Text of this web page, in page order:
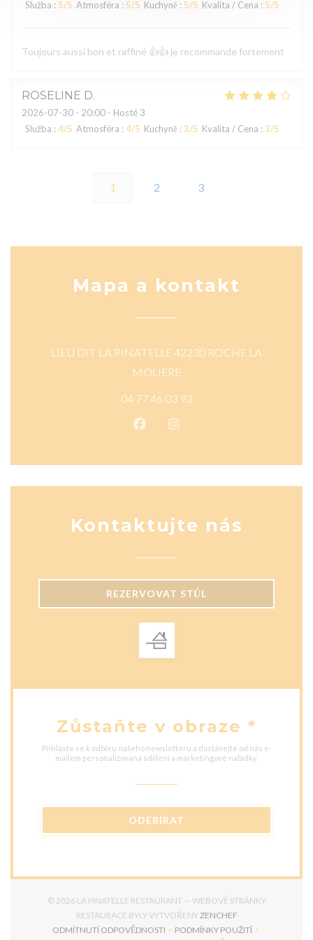
Služba : 5/5 Atmosféra : 5/5 Kuchyně :5/5 Kvalita / Cena :5/5
Toujours aussi bon et raffiné 👍👍 je recommande fortement
ROSELINE D
2026-07-30 - 20:00 - Hosté 3
Služba : 4/5 Atmosféra : 4/5 Kuchyně : 3/5 Kvalita / Cena : 3/5
1 2 3
Mapa a kontakt
LIEU DIT LA PINATELLE 42230 ROCHE LA
MOLIERE((otevře se v novém okně))
04 77 46 03 93
Facebook ((otevře se v novém
Instagram ((otevře se v
Kontaktujte nás
REZERVOVAT STŮL
Zůstaňte v obraze *
Přihlaste se k odběru našeho newsletteru a dostávejte od nás e-
mailem personalizovaná sdělení a marketingové nabídky.
ODEBÍRAT
© 2026 LA PINATELLE RESTAURANT — WEBOVÉ STRÁNKY
RESTAURACE BYLY VYTVOŘENYZENCHEF((OTEVŘE SE V
ODMÍTNUTÍ ODPOVĚDNOSTI
((OTEVŘE SE V NOVÉM OKNĚ))
PODMÍNKY POUŽITÍ
((OTEVŘE SE V NOVÉM